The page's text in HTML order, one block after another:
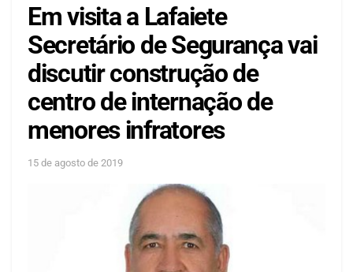
Em visita a Lafaiete
Secretário de Segurança vai
discutir construção de
centro de internação de
menores infratores
15 de agosto de 2019